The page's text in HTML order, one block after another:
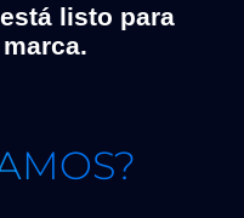
listo para